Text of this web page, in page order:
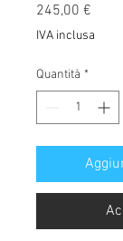
245,00 €
IVA inclusa
Quantità *